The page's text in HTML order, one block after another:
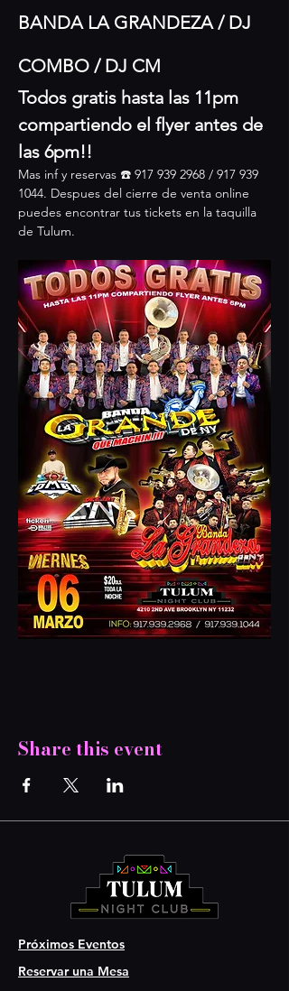
BANDA LA GRANDEZA / DJ
COMBO / DJ CM
Todos gratis hasta las 11pm
compartiendo el flyer antes de
las 6pm!!
Mas inf y reservas ☎️ 917 939 2968 / 917 939
1044. Despues del cierre de venta online
puedes encontrar tus tickets en la taquilla
de Tulum.
Share this event
Próximos Eventos
Reservar una Mesa